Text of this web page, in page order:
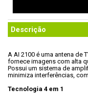
Descrição
A AI 2100 é uma antena de
fornece imagens com alta
Possui um sistema de
minimiza interferências,
Tecnologia 4 em 1